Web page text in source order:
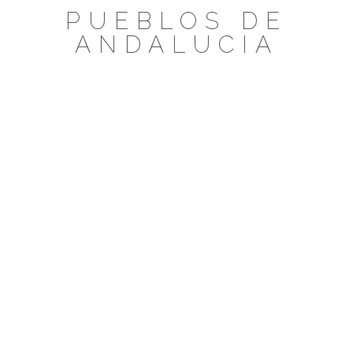
PUEBLOS DE
ANDALUCIA